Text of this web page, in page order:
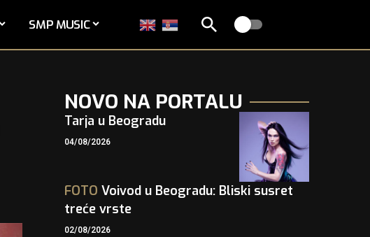
SMP MUSIC
NOVO NA PORTALU
Tarja u Beogradu
04/08/2026
FOTO Voivod u Beogradu: Bliski susret
treće vrste
02/08/2026